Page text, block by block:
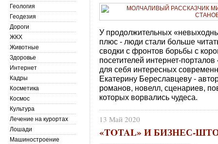
У продолжительных
плюс - люди стали больше
сводки с фронтов борьбы с
посетителей интернет-
для себя интересных
Екатерину Береславцеву -
романов, новелл, сценариев,
которых ворвались чудеса.
13 Май 2020
«TOTAL» И БИЗНЕС-
Геология
Геодезия
Дороги
ЖКХ
Животные
Здоровье
Интернет
Кадры
Косметика
Космос
Культура
Лечение на курортах
Лошади
Машиностроение